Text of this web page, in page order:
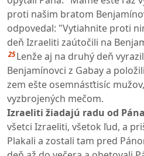
proti našim bratom
odpovedal: "Vytiahnite proti
deň Izraeliti zaútočili na
25 Lenže aj na druhý deň
Benjamínovci z Gabay a
zem ešte osemnásťtisíc
vyzbrojených mečom.
Izraeliti žiadajú radu od
všetci Izraeliti, všetok ľud, a
Plakali a zostali tam pred